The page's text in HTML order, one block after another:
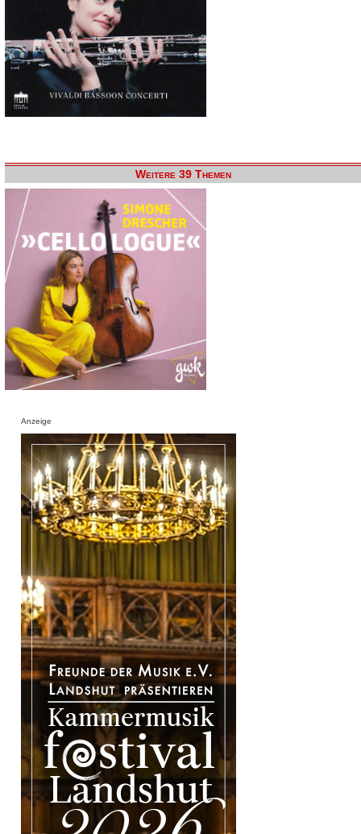
Weitere 39 Themen
Anzeige